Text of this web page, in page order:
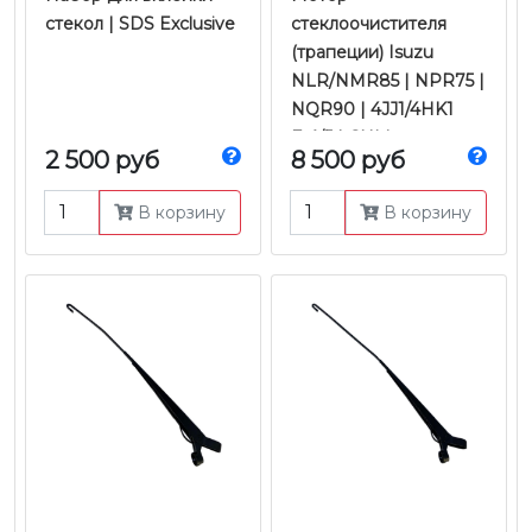
стекол | SDS Exclusive
2 500 руб
В корзину
стеклоочистителя
(трапеции) Isuzu
NLR/NMR85 | NPR75 |
NQR90 | 4JJ1/4HK1
Е-4/5 | CHM
8 500 руб
В корзину